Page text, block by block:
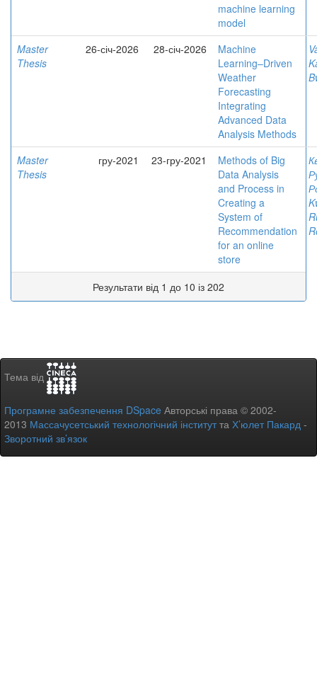
machine learning
model
Master
Thesis
26-січ-2026 28-січ-2026
Machine
Learning–Driven
Weather
Forecasting
Integrating
Advanced Data
Analysis Methods
Master
Thesis
гру-2021 23-гру-2021
Methods of Big
Data Analysis
and Process in
Creating a
System of
Recommendation
for an online
store
Результати від 1 до 10 із 202
Тема від
Програмне забезпечення DSpace Авторські права © 2002-
2013 Массачусетський технологічний інститутта Х’юлет Пакард -
Зворотний зв’язок